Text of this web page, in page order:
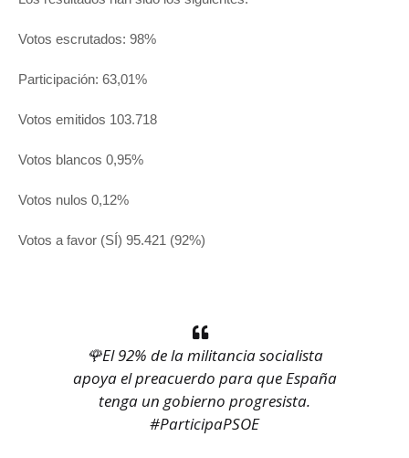
Votos escrutados: 98%
Participación: 63,01%
Votos emitidos 103.718
Votos blancos 0,95%
Votos nulos 0,12%
Votos a favor (SÍ) 95.421 (92%)
🌹El 92% de la militancia socialista
apoya el preacuerdo para que España
tenga un gobierno progresista.
#ParticipaPSOE